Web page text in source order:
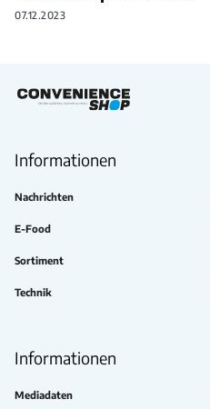
07.12.2023
Informationen
Nachrichten
E-Food
Sortiment
Technik
Informationen
Mediadaten